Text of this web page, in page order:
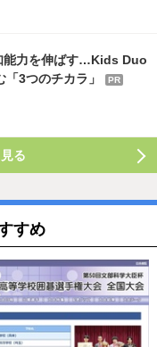
能力を伸ばす…Kids Duo
3つのチカラ」
PR
る
すめ